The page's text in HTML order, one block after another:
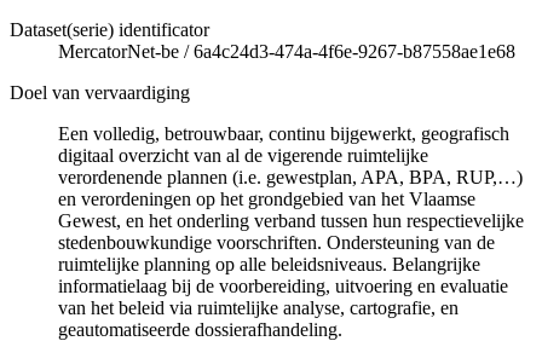
Dataset(serie) identificator
MercatorNet-be /6a4c24d3-474a-4f6e-9267-b87558ae1e68
Doel van vervaardiging
Een volledig, betrouwbaar, continu bijgewerkt, geografisch
digitaal overzicht van al de vigerende ruimtelijke
verordenende plannen (i.e. gewestplan, APA, BPA, RUP,…)
en verordeningen op het grondgebied van het Vlaamse
Gewest, en het onderling verband tussen hun respectievelijke
stedenbouwkundige voorschriften. Ondersteuning van de
ruimtelijke planning op alle beleidsniveaus. Belangrijke
informatielaag bij de voorbereiding, uitvoering en evaluatie
van het beleid via ruimtelijke analyse, cartografie, en
geautomatiseerde dossierafhandeling.